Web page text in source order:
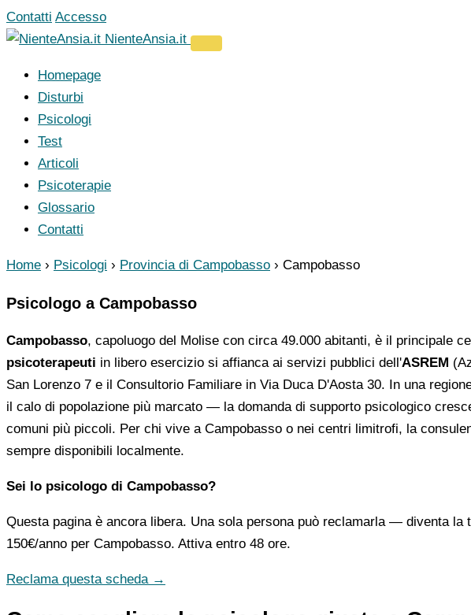
Vai
al
Contatti Accesso
NienteAnsia.it
Homepage
Disturbi
Psicologi
Test
Articoli
Psicoterapie
Glossario
Contatti
Home › Psicologi › Provincia di Campobasso › Campobasso
Psicologo a Campobasso
Campobasso, capoluogo del Molise con circa 49.000 abitanti, è il principale
psicoterapeuti in libero esercizio si affianca ai servizi pubblici dell'ASREM
San Lorenzo 7 e il Consultorio Familiare in Via Duca D'Aosta 30. In una
il calo di popolazione più marcato — la domanda di supporto psicologico
comuni più piccoli. Per chi vive a Campobasso o nei centri limitrofi, la
sempre disponibili localmente.
Sei lo psicologo di Campobasso?
Questa pagina è ancora libera. Una sola persona può reclamarla — diventa la
150€/anno per Campobasso. Attiva entro 48 ore.
Reclama questa scheda →